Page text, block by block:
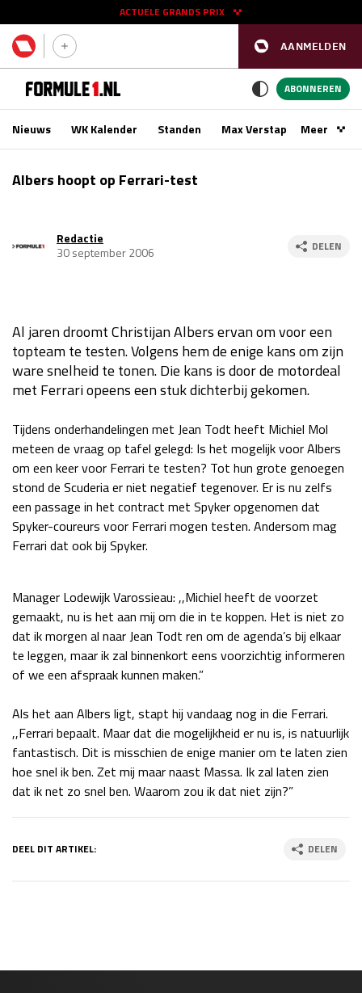
AANMELDEN
ACTUELE GRANDS PRIX
11 - 13 sep
Race
Kwalificatie
vr 14:00 - 15:00
Race
za 13:00 - 15:00
GP SINGAPORE 2026 09 - 11 okt
Race
zo 14:00 - 16:00
GP VERENIGDE STATEN 2026 23 - 25 okt
Kwalificatie
za 23:00 - 00:00
Race
GP MEXICO 2026 30 okt - 01 nov
Kwalificatie
za 22:00 - 23:00
zo 21:00 - 23:00
GP SÃO PAULO 2026 06 - 08 nov
Race
zo 18:00 - 20:00
Kwalificatie
za 05:00 - 06:00
Race
zo 05:00 - 07:00
GP ABU DHABI 2026 04 - 06 dec
zo 14:00 - 16:00
ABONNEREN
Nieuws WK Kalender Standen Max VerstappenMeer
Albers hoopt op Ferrari-test
Redactie
30 september 2006
DELEN
Al jaren droomt Christijan Albers ervan om voor een
topteam te testen. Volgens hem de enige kans om zijn
ware snelheid te tonen. Die kans is door de motordeal
met Ferrari opeens een stuk dichterbij gekomen.
Tijdens onderhandelingen met Jean Todt heeft Michiel Mol
meteen de vraag op tafel gelegd: Is het mogelijk voor Albers
om een keer voor Ferrari te testen? Tot hun grote genoegen
stond de Scuderia er niet negatief tegenover. Er is nu zelfs
een passage in het contract met Spyker opgenomen dat
Spyker-coureurs voor Ferrari mogen testen. Andersom mag
Ferrari dat ook bij Spyker.
Manager Lodewijk Varossieau: ,,Michiel heeft de voorzet
gemaakt, nu is het aan mij om die in te koppen. Het is niet zo
dat ik morgen al naar Jean Todt ren om de agenda’s bij elkaar
te leggen, maar ik zal binnenkort eens voorzichtig informeren
of we een afspraak kunnen maken.”
Als het aan Albers ligt, stapt hij vandaag nog in die Ferrari.
,,Ferrari bepaalt. Maar dat die mogelijkheid er nu is, is natuurlijk
fantastisch. Dit is misschien de enige manier om te laten zien
hoe snel ik ben. Zet mij maar naast Massa. Ik zal laten zien
dat ik net zo snel ben. Waarom zou ik dat niet zijn?”
DEEL DIT ARTIKEL: DELEN